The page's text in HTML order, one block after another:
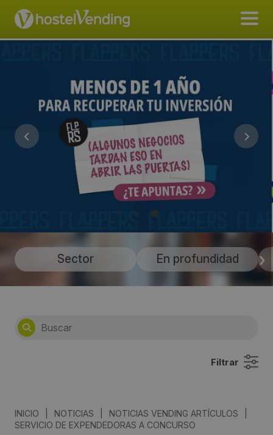
Sector En profundidad
Filtrar
INICIO NOTICIAS NOTICIAS VENDING ARTÍCULOS
SERVICIO DE EXPENDEDORAS A CONCURSO